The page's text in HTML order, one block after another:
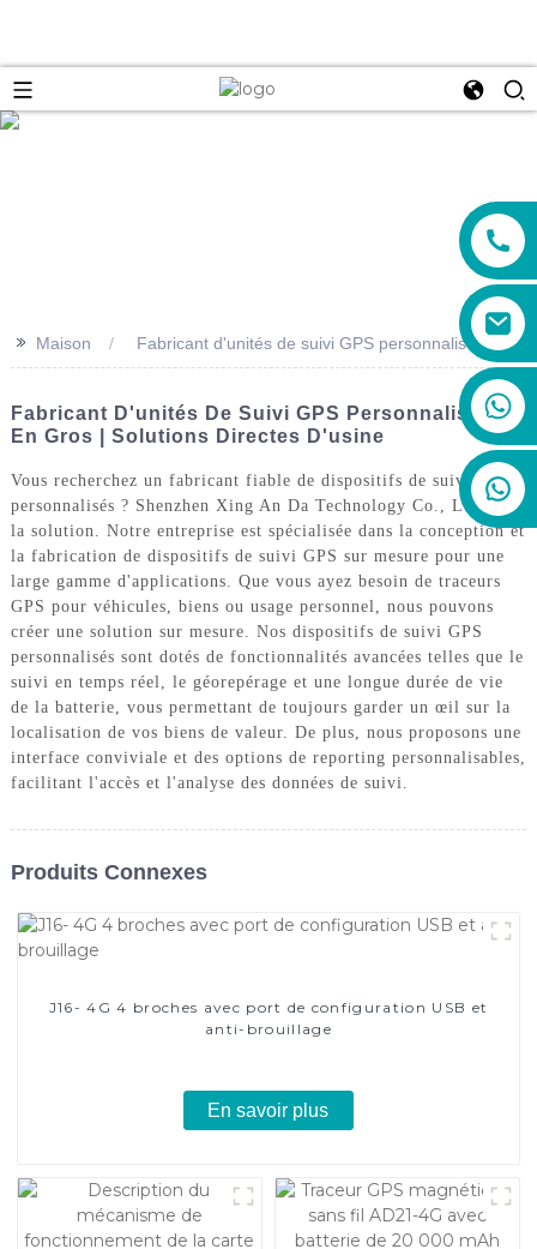
>> Maison Fabricant d'unités de suivi GPS personnalisées
Fabricant D'unités De Suivi GPS Personnalisées
En Gros | Solutions Directes D'usine
Vous recherchez un fabricant fiable de dispositifs de suivi GPS
personnalisés ? Shenzhen Xing An Da Technology Co., Ltd. est
la solution. Notre entreprise est spécialisée dans la conception et
la fabrication de dispositifs de suivi GPS sur mesure pour une
large gamme d'applications. Que vous ayez besoin de traceurs
GPS pour véhicules, biens ou usage personnel, nous pouvons
créer une solution sur mesure. Nos dispositifs de suivi GPS
personnalisés sont dotés de fonctionnalités avancées telles que le
suivi en temps réel, le géorepérage et une longue durée de vie
de la batterie, vous permettant de toujours garder un œil sur la
localisation de vos biens de valeur. De plus, nous proposons une
interface conviviale et des options de reporting personnalisables,
facilitant l'accès et l'analyse des données de suivi.
Produits Connexes
J16- 4G 4 broches avec port de configuration USB et
anti-brouillage
En savoir plus